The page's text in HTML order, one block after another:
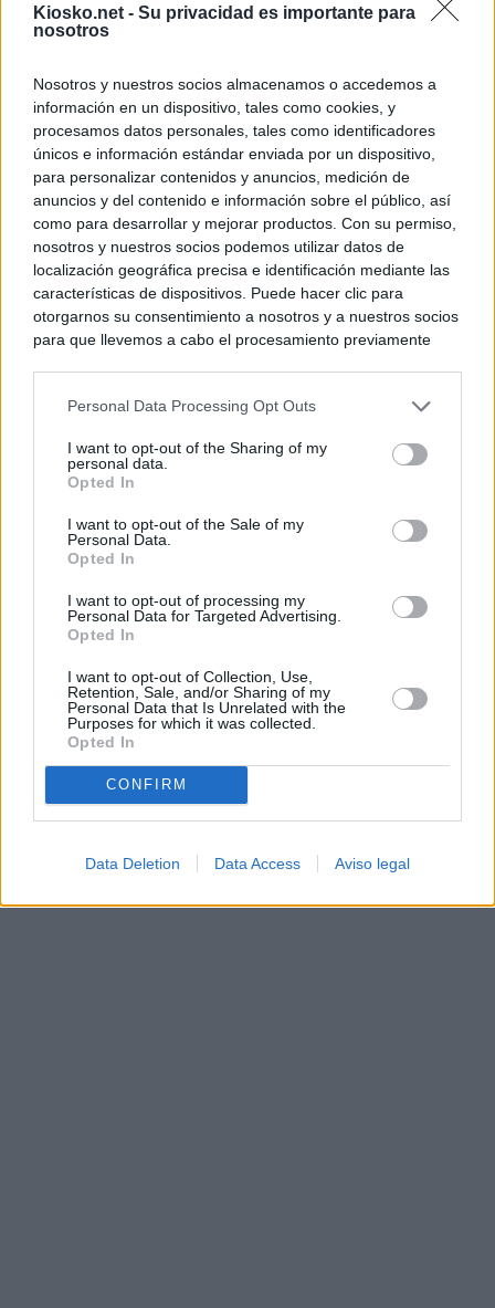
Kiosko.net - Su privacidad es importante para
nosotros
Nosotros y nuestros socios almacenamos o accedemos a
información en un dispositivo, tales como cookies, y
procesamos datos personales, tales como identificadores
únicos e información estándar enviada por un dispositivo,
para personalizar contenidos y anuncios, medición de
anuncios y del contenido e información sobre el público, así
como para desarrollar y mejorar productos. Con su permiso,
nosotros y nuestros socios podemos utilizar datos de
localización geográfica precisa e identificación mediante las
características de dispositivos. Puede hacer clic para
otorgarnos su consentimiento a nosotros y a nuestros socios
para que llevemos a cabo el procesamiento previamente
negar su consentimiento. Tenga en cuenta que algún
de su consentimiento, pero usted tiene el derecho de
rechazar tal procesamiento. Sus preferencias se aplicarán
cualquier momento entrando de nuevo en este sitio web o
visitando nuestra política de privacidad.
Personal Data Processing Opt Outs
I want to opt-out of the Sharing of my
personal data.
Opted In
I want to opt-out of the Sale of my
Personal Data.
Opted In
I want to opt-out of processing my
Personal Data for Targeted Advertising.
Opted In
I want to opt-out of Collection, Use,
Retention, Sale, and/or Sharing of my
Personal Data that Is Unrelated with the
Purposes for which it was collected.
Opted In
CONFIRM
Data Deletion Data Access Aviso legal